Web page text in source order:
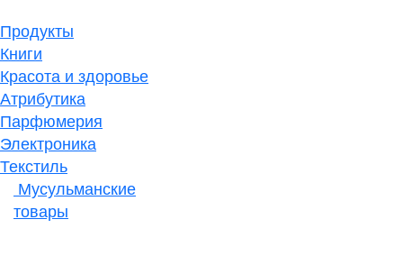
Продукты
Книги
Красота и здоровье
Атрибутика
Парфюмерия
Электроника
Текстиль
Мусульманские
товары